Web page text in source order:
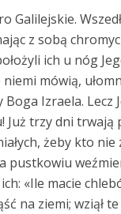
Galilejskie.
z sobą
ich u nóg
niemi mówią,
Izraela. Lecz
Już trzy dni
żeby kto
pustkowiu
«Ile macie
na ziemi; wziął